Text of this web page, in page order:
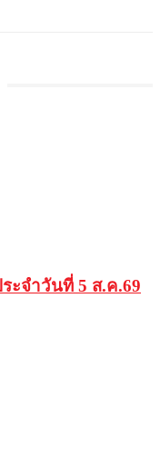
ะจำวันที่ 5 ส.ค.69